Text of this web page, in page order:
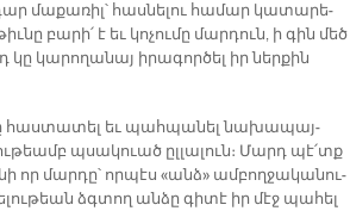
մա­քա­ռիլ՝ հաս­նե­լու հա­մար կա­տա­րե­
բա­րի՛ է եւ կո­չու­մը մար­դուն, ի գին մեծ
կը կա­րո­ղա­նայ ի­րա­գոր­ծել իր ներ­քին
հաս­տա­տել եւ պահ­պա­նել նա­խա­պայ­
պսա­կուած ըլ­լա­լուն։ Մարդ պէ՛տք
որ մար­դը՝ որ­պէս «անձ» ամ­բող­ջա­կա­նու­
ձգտող ան­ձը գի­տէ իր մէջ պա­հել